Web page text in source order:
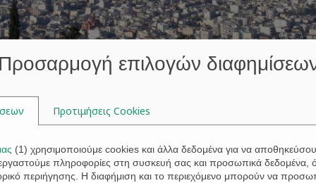
μέχρι την Τετάρτη4 Μαρτίου 2020, η διαδικασία της
Προσαρμογή επιλογών
Προτιμήσεις Cookies
(1) χρησιμοποιούμε cookies και άλλα δεδομένα για να
πληροφορίες στη συσκευή σας και προσωπικά δεδομένα,
περιήγησης. Η διαφήμιση και το περιεχόμενο μπορούν να